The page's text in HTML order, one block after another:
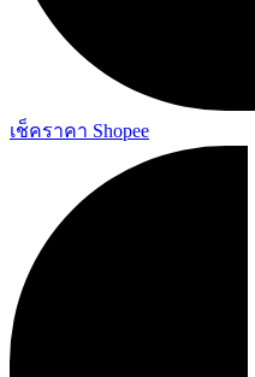
เช็คราคา Shopee